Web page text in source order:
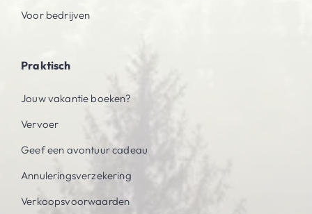
Voor bedrijven
Praktisch
Jouw vakantie boeken?
Vervoer
Geef een avontuur cadeau
Annuleringsverzekering
Verkoopsvoorwaarden